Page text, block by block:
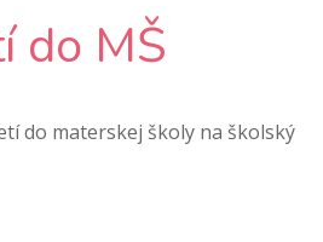
do MŠ
do materskej školy na školský